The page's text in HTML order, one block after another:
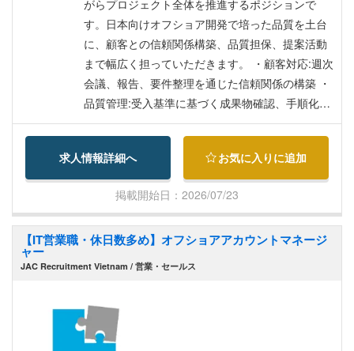
ジメントなど ■待遇・福利厚生■ テト前賞与年1回
(1.5カ月分)、業績インセンティブ、医療保険、通
勤費、初回渡航費、年1回の往復航空券会社 負
担、ベトナム語学習補助、PMP取得補助、労働許
可・ビザのベトナム国内発生費用会社負担
がらプロジェクト全体を推進するポジションで
す。日本向けオフショア開発で培った品質を土台
に、顧客との信頼関係構築、品質担保、提案活動
まで幅広く担っていただきます。 ・顧客対応:週次
会議、報告、要件整理を通じた信頼関係の構築 ・
品質管理:受入基準に基づく成果物確認、手順化・
チェック体制の整備 ・進行管理:パートナー企業の
PM・リーダーと連携した進捗、課題、リスク管理
・提案・運営支援:見積、提案書作成、会社・事業
運営に関わる対応
求人情報詳細へ お気に入りに追加
掲載開始日：2026/07/23
【IT営業職・休日数多め】オフショアアカウントマネージ
ャー
JAC Recruitment Vietnam / 営業・セールス